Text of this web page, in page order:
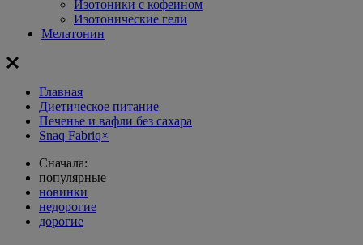
Изотоники с кофеином
Изотонические гели
Мелатонин
Главная
Диетическое питание
Печенье и вафли без сахара
Snaq Fabriq×
Сначала:
популярные
новинки
недорогие
дорогие